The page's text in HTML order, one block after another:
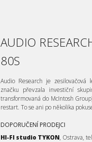
AUDIO
80S
Audio Research je zesilovačová
značku převzala investiční
transformovaná do McIntosh
restart. To se ani po několika
DOPORUČENÍ PRODEJCI
HI-FI studio TYKON, Ostrava,